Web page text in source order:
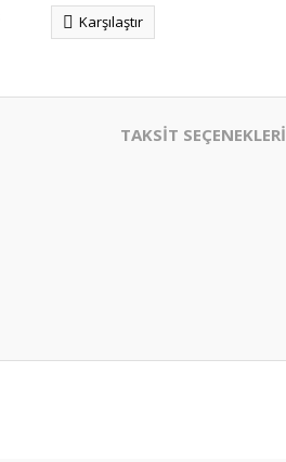
Karşılaştır
TAKSİT SEÇENEKLERİ